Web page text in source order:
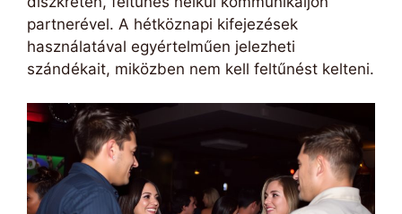
partnerével. A hétköznapi kifejezések
használatával egyértelműen jelezheti
szándékait, miközben nem kell feltűnést kelteni.